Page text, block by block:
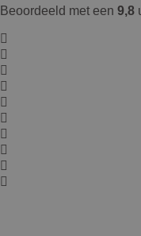
Ik kan David
Beoordeeld met een 9,8